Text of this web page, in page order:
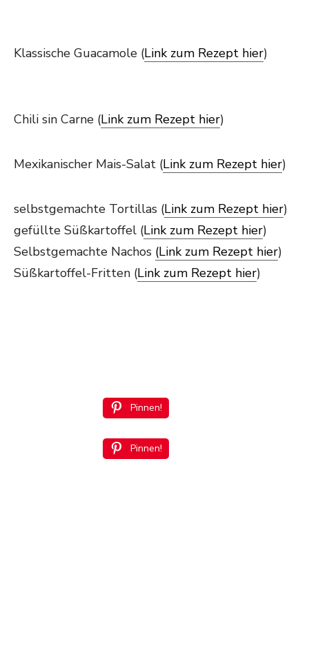
Klassische Guacamole (Link zum Rezept hier)
Chili sin Carne (Link zum Rezept hier)
Mexikanischer Mais-Salat (Link zum Rezept hier)
selbstgemachte Tortillas (Link zum Rezept hier)
gefüllte Süßkartoffel (Link zum Rezept hier)
Selbstgemachte Nachos (Link zum Rezept hier)
Süßkartoffel-Fritten (Link zum Rezept hier)
Pinnen!
Pinnen!